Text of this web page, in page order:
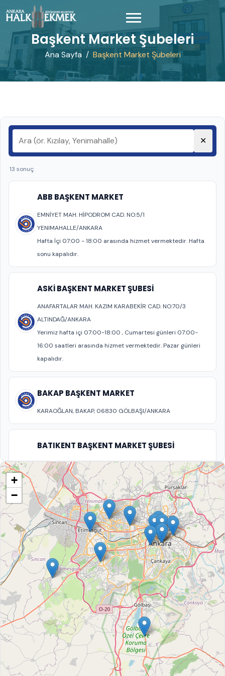
Başkent Market Şubeleri
Ana Sayfa Başkent Market Şubeleri
✕
13 sonuç
ABB BAŞKENT MARKET
EMNİYET MAH. HİPODROM CAD. NO:5/1
YENIMAHALLE/ANKARA
Hafta İçi 07:00 - 18:00 arasında hizmet vermektedir. Hafta
sonu kapalıdır.
ASKİ BAŞKENT MARKET ŞUBESİ
ANAFARTALAR MAH. KAZIM KARABEKİR CAD. NO:70/3
ALTINDAĞ/ANKARA
Yerimiz hafta içi 07:00-18:00 , Cumartesi günleri 07:00-
16:00 saatleri arasında hizmet vermektedir. Pazar günleri
kapalıdır.
BAKAP BAŞKENT MARKET
KARAOĞLAN, BAKAP, 06830 GÖLBAŞI/ANKARA
BATIKENT BAŞKENT MARKET ŞUBESİ
BAŞKENT BULVARI KARDELEN MAH. NO:224/1
YENIMAHALLE/ANKARA
Haftanın her günü 07:00-21:00 saatleri arasında hizmet
vermektedir.
ETİMESGUT BAŞKENT MARKET ŞUBESİ
İSTASYON MAH. ULUBATLI HASAN CAD. NO:54/ B ETIMESGUT/
ANKARA
Hafta içi 08:00-19:00 , Cumartesi 09:00-18:00 saatleri
arasında hizmet vermektedir. Pazar günü kapalıdır.
GİMAT BAŞKENT MARKET
ANADOLU BULVARI NO:13 MACUNKÖY YENIMAHALLE /
ANKARA
Hafta içi saat 07:00 'da açılıp, saat 21:00 'da kapanmaktadır.
+
−